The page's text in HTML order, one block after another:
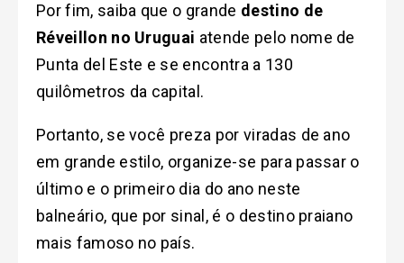
Por fim, saiba que o grande destino de
Réveillon no Uruguai atende pelo nome de
Punta del Este e se encontra a 130
quilômetros da capital.
Portanto, se você preza por viradas de ano
em grande estilo, organize-se para passar o
último e o primeiro dia do ano neste
balneário, que por sinal, é o destino praiano
mais famoso no país.